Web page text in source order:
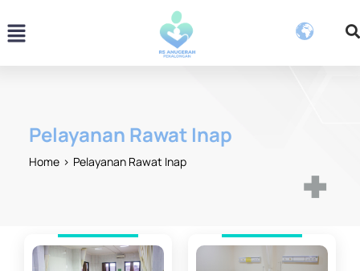
to
content
Menu
Pelayanan Rawat Inap
Home Pelayanan Rawat Inap